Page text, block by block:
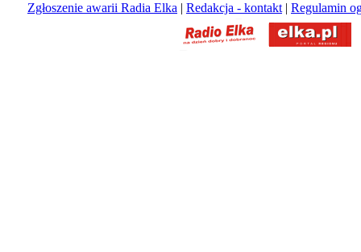
Zgłoszenie awarii Radia Elka | Redakcja - kontakt | Regulamin